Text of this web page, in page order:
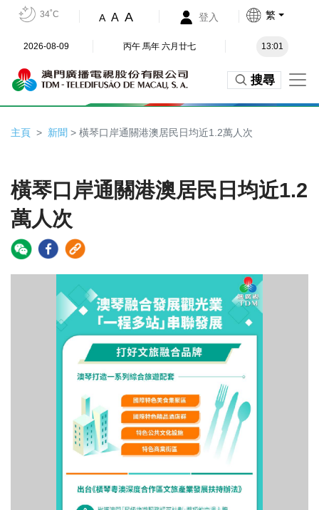
34˚C A A A 登入 繁
2026-08-09 丙午 馬年 六月廿七 13:01
搜尋
主頁 新聞 > 橫琴口岸通關港澳居民日均近1.2萬人次
橫琴口岸通關港澳居民日均近1.2
萬人次